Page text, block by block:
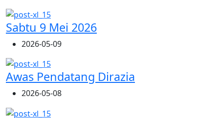
Sabtu 9 Mei 2026
2026-05-09
Awas Pendatang Dirazia
2026-05-08